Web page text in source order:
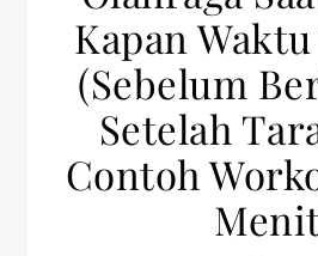
Kapan
(Sebelum
Setelah
Contoh